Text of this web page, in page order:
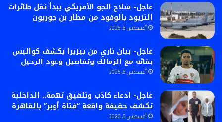
عاجل- سلاح الجو الأمريكي يبدأ نقل طائرات
التزيود بالوقود من مطار بن جوريون
أغسطس 6, 2026
عاجل- بيان ناري من بيزيرا يكشف كواليس
بقائه مع الزمالك وتفاصيل وعود الرحيل
أغسطس 6, 2026
عاجل- ادعاء كاذب وتلفيق تهمة.. الداخلية
تكشف حقيقة واقعة “فتاة أوبر” بالقاهرة
أغسطس 5, 2026